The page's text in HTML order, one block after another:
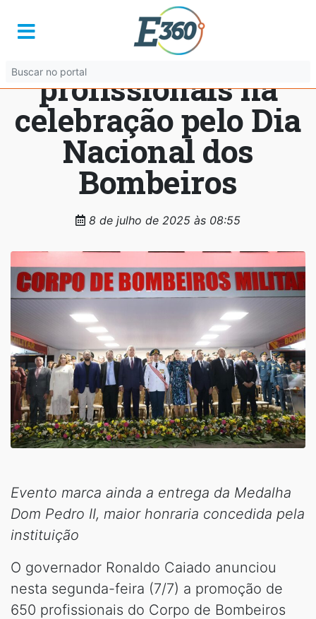
Caiado anuncia
promoção de 650
profissionais na
celebração pelo Dia
Nacional dos
Bombeiros
8 de julho de 2025 às 08:55
Evento marca ainda a entrega da Medalha
Dom Pedro II, maior honraria concedida pela
instituição
O governador Ronaldo Caiado anunciou
nesta segunda-feira (7/7) a promoção de
650 profissionais do Corpo de Bombeiros